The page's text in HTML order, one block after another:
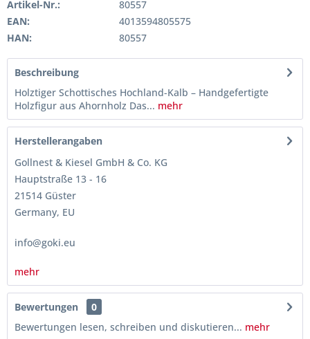
Artikel-Nr.:
80557
EAN:
4013594805575
HAN:
80557
Beschreibung
Holztiger Schottisches Hochland-Kalb – Handgefertigte
Holzfigur aus Ahornholz Das... mehr
Herstellerangaben
Gollnest & Kiesel GmbH & Co. KG
Hauptstraße 13 - 16
21514 Güster
Germany, EU
info@goki.eu
mehr
Bewertungen
0
Bewertungen lesen, schreiben und diskutieren... mehr